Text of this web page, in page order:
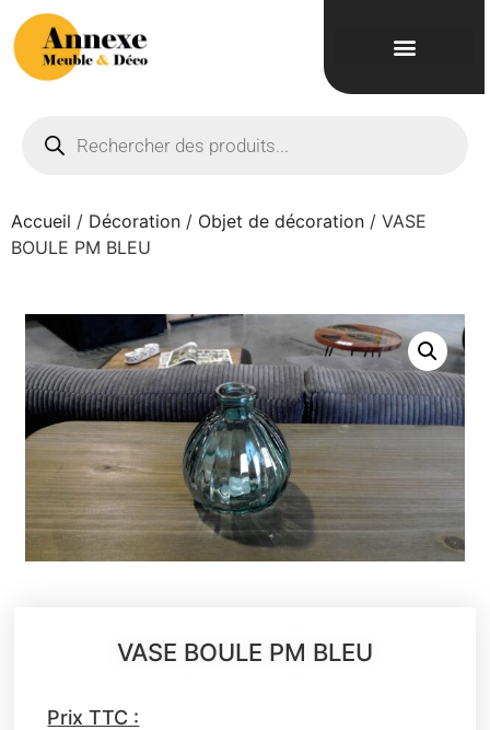
Accueil / Décoration / Objet de décoration / VASE
BOULE PM BLEU
VASE BOULE PM BLEU
Prix TTC :